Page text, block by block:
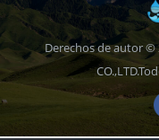
Derechos de autor ©